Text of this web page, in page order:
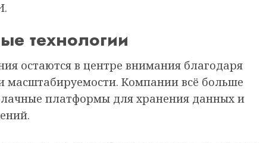
технологии
остаются в центре внимания благодаря
масштабируемости. Компании всё больше
платформы для хранения данных и